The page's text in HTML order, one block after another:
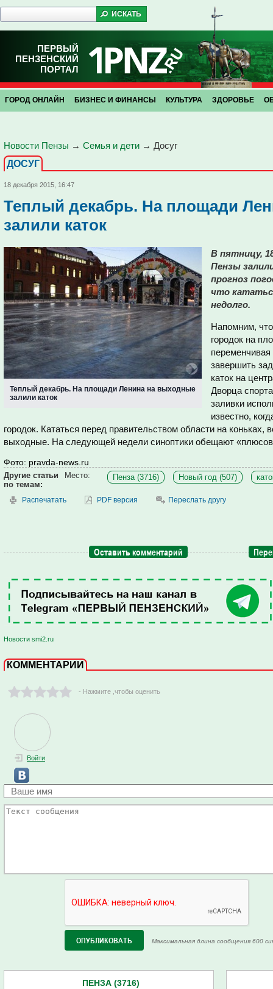
ПЕРВЫЙ
ПЕНЗЕНСКИЙ
ПОРТАЛ
ГОРОД ОНЛАЙН БИЗНЕС И ФИНАНСЫ КУЛЬТУРА ЗДОРОВЬЕ
Новости Пензы → Семья и дети → Досуг
ДОСУГ
18 декабря 2015, 16:47
Теплый декабрь. На площади
залили каток
Теплый декабрь. На площади Ленина на выходные
залили каток
В пятницу,
Пензы
прогноз
что
недолго.
Напомним,
городок на
завершить
каток на
Дворца
заливки
известно,
городок. Кататься перед правительством области на коньках,
выходные. На следующей недели синоптики обещают
Фото: pravda-news.ru
Другие статьи
по темам:
Место: Пенза (3716) Новый год (507)
Распечатать PDF версия Переслать другу
Оставить комментарий
Новости smi2.ru
КОММЕНТАРИИ
- Нажмите ,чтобы оценить
Войти
Максимальная длина сообщения 600
ПЕНЗА (3716)